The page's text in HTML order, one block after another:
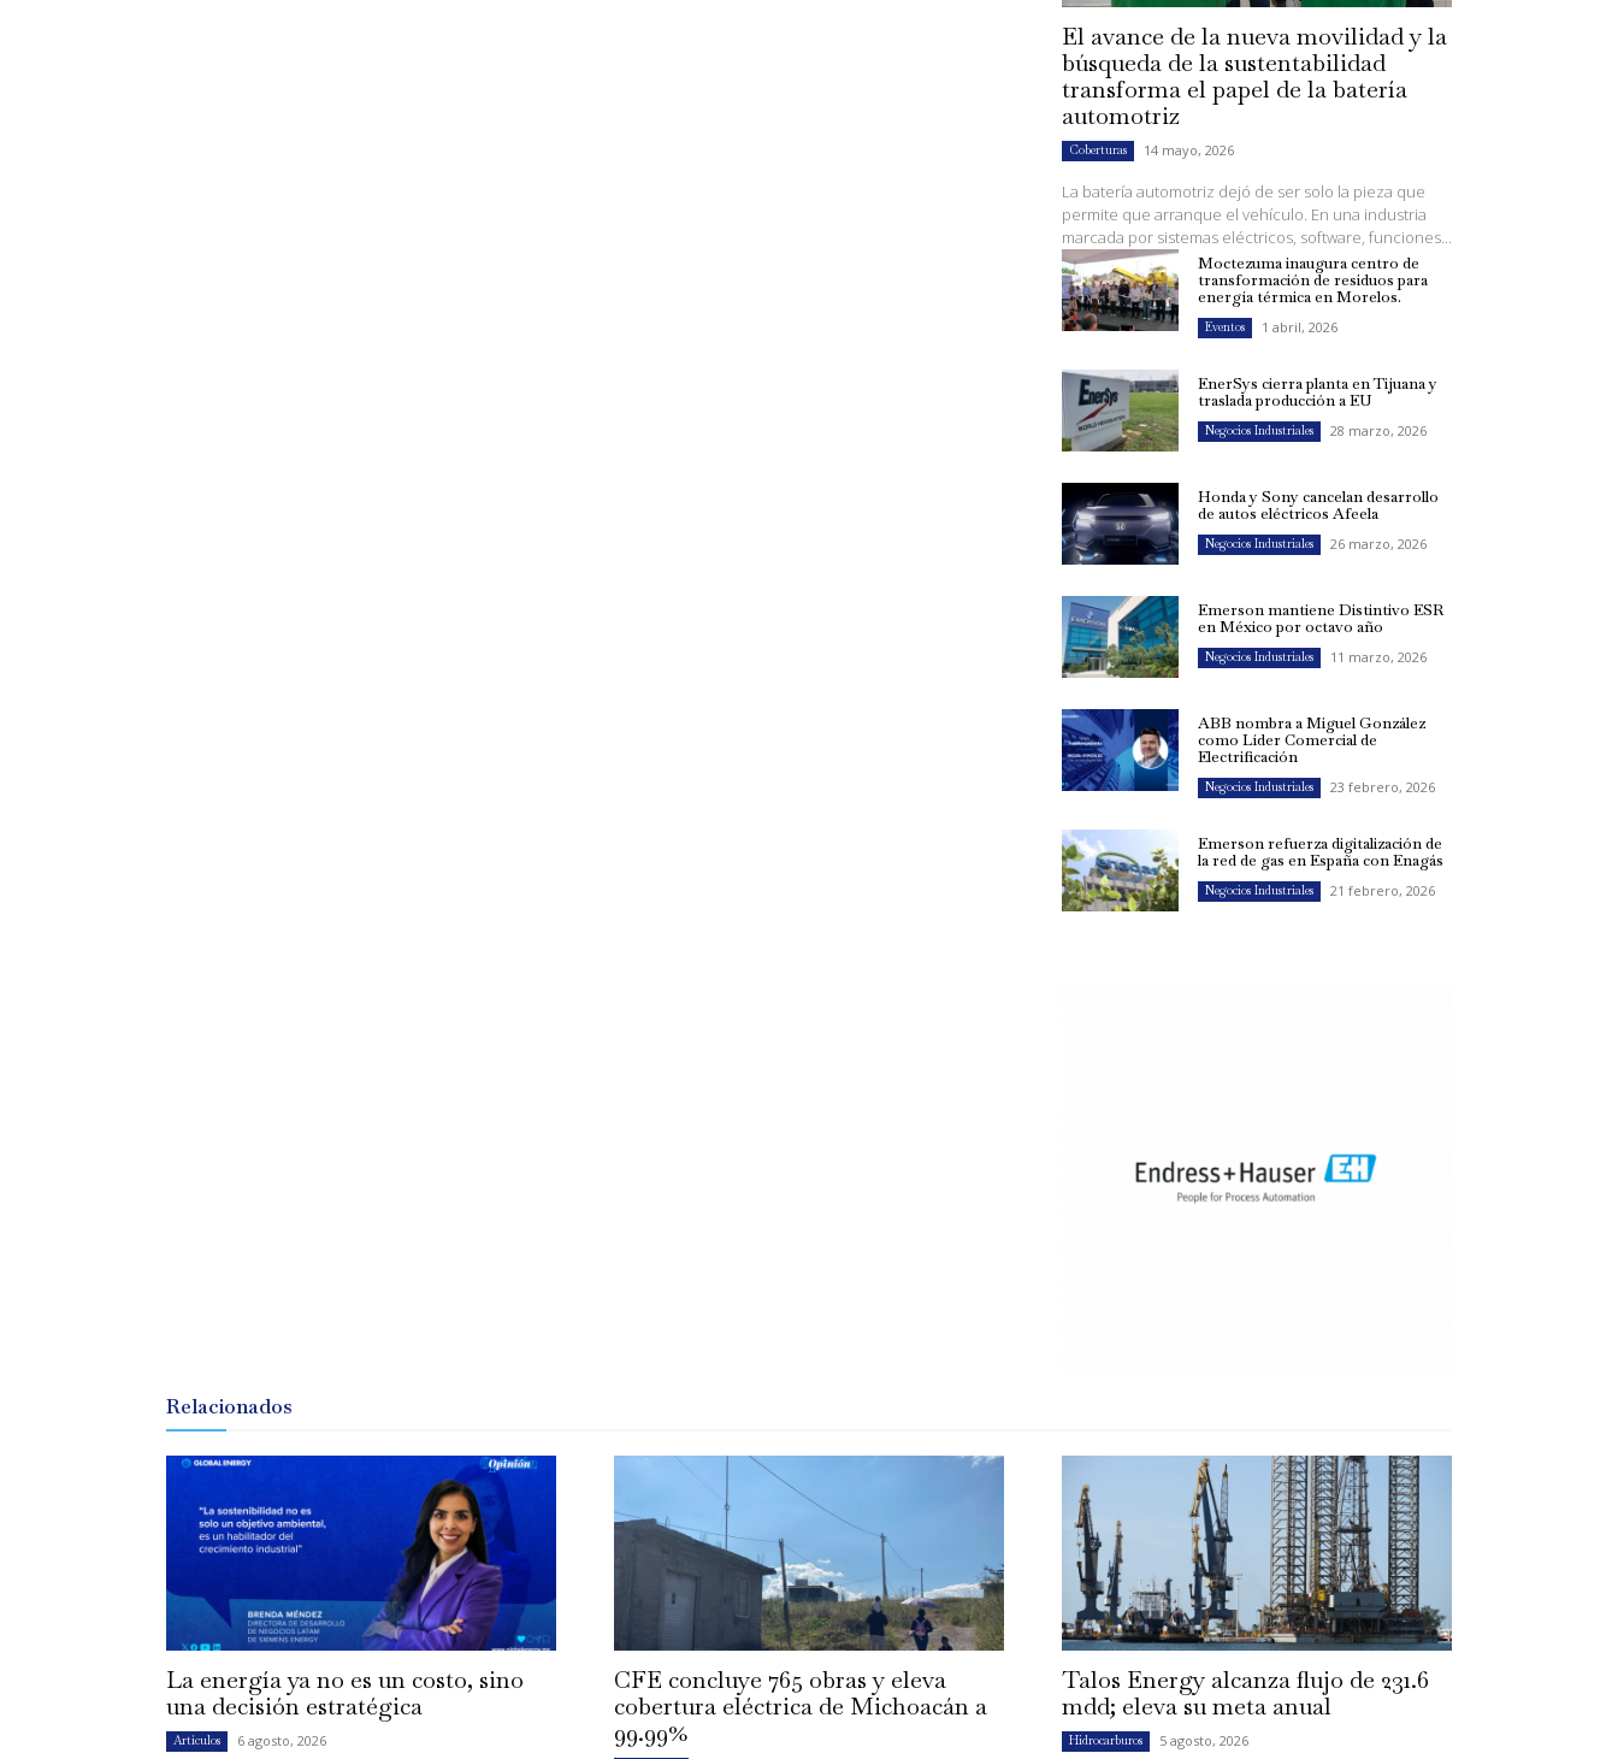
El avance de la nueva movilidad y la
búsqueda de la sustentabilidad
transforma el papel de la batería
automotriz
Coberturas 14 mayo, 2026
La batería automotriz dejó de ser solo la pieza que
permite que arranque el vehículo. En una industria
marcada por sistemas eléctricos, software, funciones...
Moctezuma inaugura centro de
transformación de residuos para
energía térmica en Morelos.
Eventos 1 abril, 2026
EnerSys cierra planta en Tijuana y
traslada producción a EU
Negocios Industriales 28 marzo, 2026
Honda y Sony cancelan desarrollo
de autos eléctricos Afeela
Negocios Industriales 26 marzo, 2026
Emerson mantiene Distintivo ESR
en México por octavo año
Negocios Industriales 11 marzo, 2026
ABB nombra a Miguel González
como Líder Comercial de
Electrificación
Negocios Industriales 23 febrero, 2026
Emerson refuerza digitalización de
la red de gas en España con Enagás
Negocios Industriales 21 febrero, 2026
Relacionados
La energía ya no es un costo, sino
una decisión estratégica
Artículos 6 agosto, 2026
CFE concluye 765 obras y eleva
cobertura eléctrica de Michoacán a
99.99%
Talos Energy alcanza flujo de 231.6
mdd; eleva su meta anual
Hidrocarburos 5 agosto, 2026